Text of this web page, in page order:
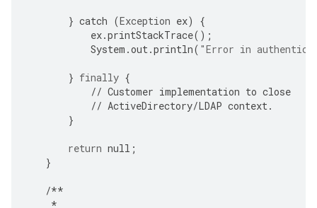
} catch (Exception ex)
{
ex.printStackTrace();
System .out.println( "Error in
} finally {
// Customer implementation to close
// ActiveDirectory/LDAP context.
}
return null ;
}
/**
*